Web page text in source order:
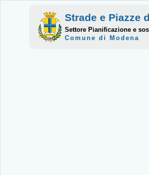
Strade e Piazze
Settore Pianificazione e
Comune di Modena